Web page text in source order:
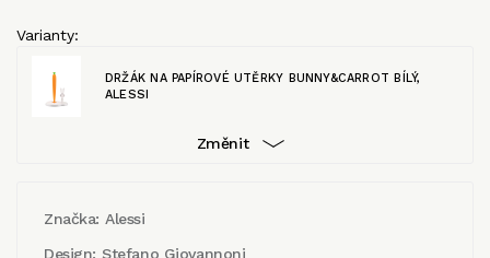
Varianty:
DRŽÁK NA PAPÍROVÉ UTĚRKY BUNNY&CARROT BÍLÝ,
ALESSI
Změnit
Značka: Alessi
Design: Stefano Giovannoni